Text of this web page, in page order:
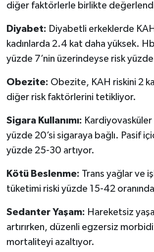
diğer faktörlerle birlikte
Diyabet: Diyabetli erkeklerde
kadınlarda 2.4 kat daha yüksek.
yüzde 7’nin üzerindeyse risk
Obezite: Obezite, KAH riskini 2
diğer risk faktörlerini tetikliyor.
Sigara Kullanımı:
yüzde 20’si sigaraya bağlı. Pasif
yüzde 25-30 artıyor.
Kötü Beslenme: Trans yağlar ve
tüketimi riski yüzde 15-42 oranında
Sedanter Yaşam: Hareketsiz
artırırken, düzenli egzersiz
mortaliteyi azaltıyor.